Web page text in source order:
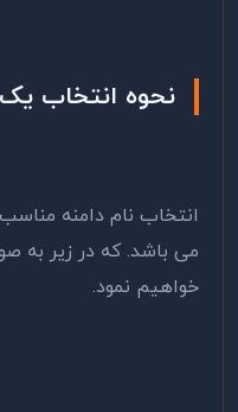
نحوه انتخاب
انتخاب نام دامنه
می باشد. که در زیر به
خواهیم نمود.